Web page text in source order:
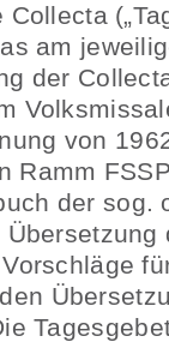
am
der
von
Ramm
der sog.